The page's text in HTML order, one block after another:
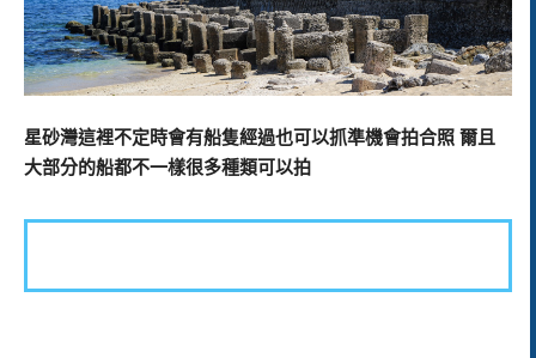
星砂灣這裡不定時會有船隻經過也可以抓準機會拍合照 爾且
大部分的船都不一樣很多種類可以拍